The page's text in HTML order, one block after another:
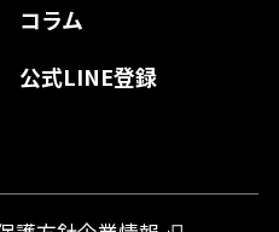
コラム
公式LINE登録